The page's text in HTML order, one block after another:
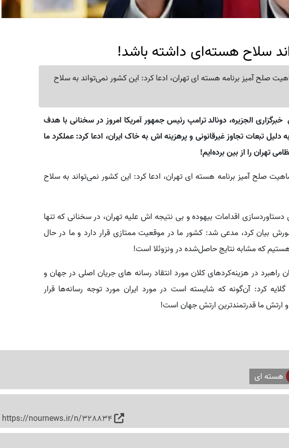
سلاح هسته‌ای داشته باشد!
صلح آمیز برنامه هسته ای تهران، ادعا کرد: این کشور نمی‌تواند به سلاح
الجزیره، دونالد ترامپ رئیس جمهور آمریکا امروز در سخنانی با هدف
تبعات تجاوز غیرقانونی و پرهزینه اش به خاک ایران، ادعا کرد: عملکرد ما
تهران را از بین برده‌ایم!
صلح آمیز برنامه هسته ای تهران، ادعا کرد: این کشور نمی‌تواند به سلاح
اقدامات بیهوده و بی نتیجه اش علیه تهران، در سخنانی که تنها
بیان کرد، مدعی شد: کشور ما در موقعیت ممتازی قرار دارد و ما در حال
هستیم که مشابه نتایج حاصل‌شده در ونزوئلا است!
راهبرد در هزینه‌کردهای کلان مورد انتقاد رسانه های جریان اصلی در جهان و
کرد: آن‌گونه که شایسته است در مورد ایران مورد توجه رسانه‌ها قرار
ارتش ما قدرتمندترین ارتش جهان است!
هسته ای
https://nournews.ir/n/328834